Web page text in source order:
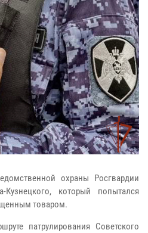
охраны Росгвардии
Кузнецкого, который попытался
товаром.
патрулирования Советского